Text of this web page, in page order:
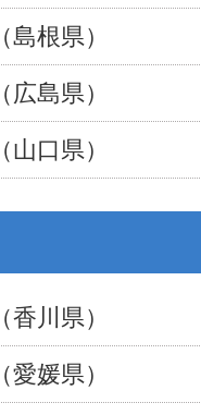
根県）
島県）
口県）
川県）
媛県）